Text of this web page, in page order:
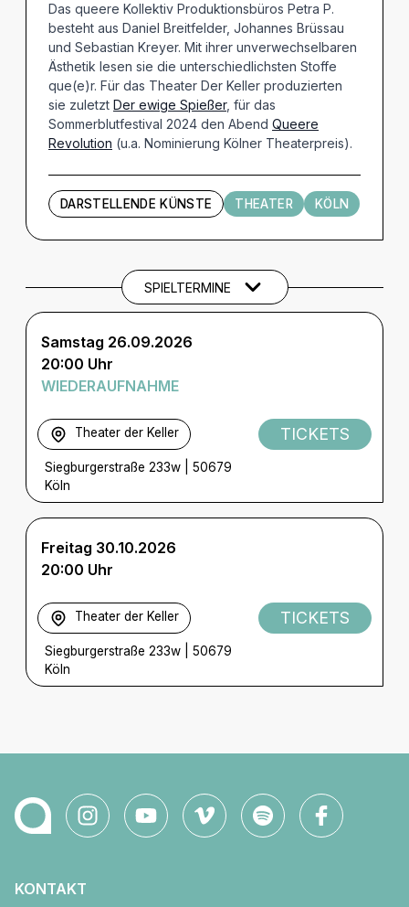
Das queere Kollektiv Produktionsbüros Petra P.
besteht aus Daniel Breitfelder, Johannes Brüssau
und Sebastian Kreyer. Mit ihrer unverwechselbaren
Ästhetik lesen sie die unterschiedlichsten Stoffe
que(e)r. Für das Theater Der Keller produzierten
sie zuletzt Der ewige Spießer, für das
Sommerblutfestival 2024 den Abend Queere
Revolution (u.a. Nominierung Kölner Theaterpreis).
DARSTELLENDE KÜNSTE THEATER KÖLN
Termine und Tickets
SPIELTERMINE
Samstag 26.09.2026
20:00 Uhr
WIEDERAUFNAHME
Theater der Keller
Siegburgerstraße 233w
50679
Köln
TICKETS
Freitag 30.10.2026
20:00 Uhr
Theater der Keller
Siegburgerstraße 233w
50679
Köln
TICKETS
KONTAKT